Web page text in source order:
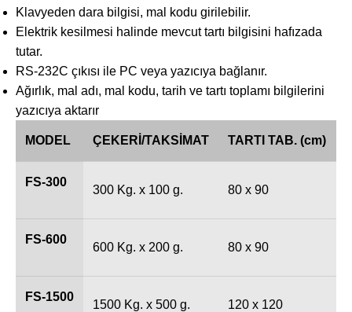
Klavyeden dara bilgisi, mal kodu girilebilir.
Elektrik kesilmesi halinde mevcut tartı bilgisini hafızada
tutar.
RS-232C çıkısı ile PC veya yazıcıya bağlanır.
Ağırlık, mal adı, mal kodu, tarih ve tartı toplamı bilgilerini
yazıcıya aktarır
MODEL ÇEKERİ/TAKSİMAT TARTI TAB. (cm)
FS-300
300 Kg. x 100 g. 80 x 90
FS-600
600 Kg. x 200 g. 80 x 90
FS-1500
1500 Kg. x 500 g. 120 x 120